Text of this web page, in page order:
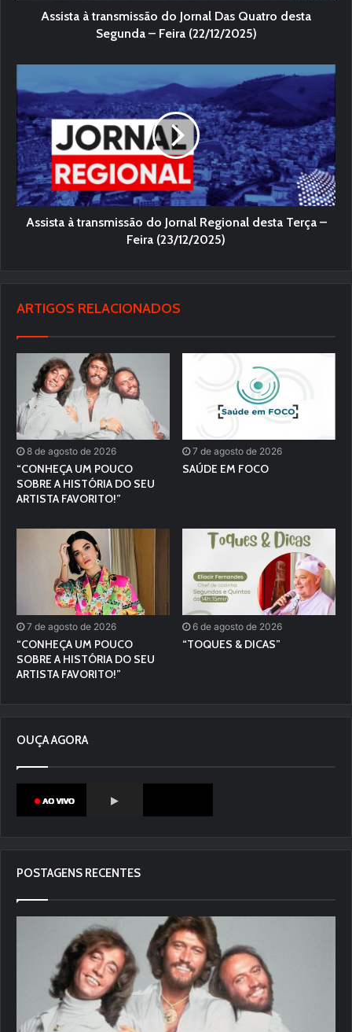
Assista à transmissão do Jornal Das Quatro desta
Segunda – Feira (22/12/2025)
Assista à transmissão do Jornal Regional desta Terça –
Feira (23/12/2025)
ARTIGOS RELACIONADOS
8 de agosto de 2026
“CONHEÇA UM POUCO
SOBRE A HISTÓRIA DO SEU
ARTISTA FAVORITO!”
7 de agosto de 2026
SAÚDE EM FOCO
7 de agosto de 2026
“CONHEÇA UM POUCO
SOBRE A HISTÓRIA DO SEU
ARTISTA FAVORITO!”
6 de agosto de 2026
“TOQUES & DICAS”
OUÇA AGORA
POSTAGENS RECENTES